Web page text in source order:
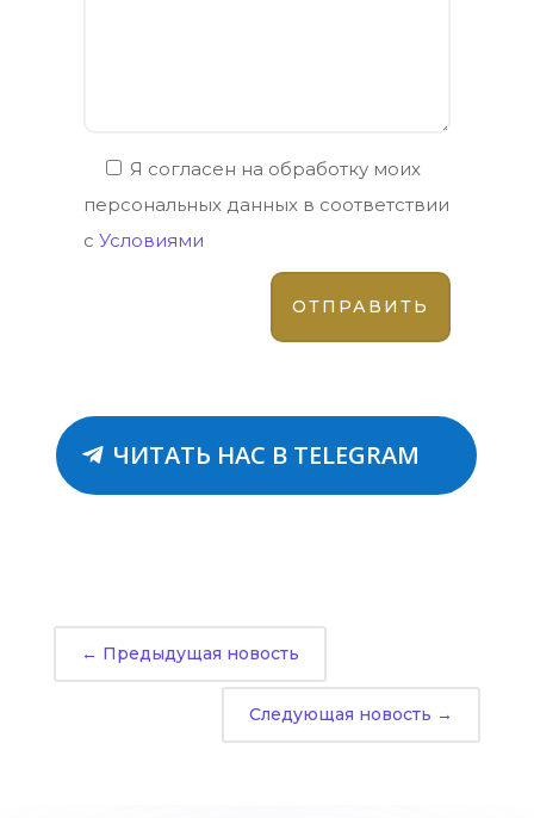
Я согласен на обработку моих
персональных данных в соответствии
с Условиями
ЧИТАТЬ НАС В TELEGRAM
← Предыдущая новость
Следующая новость →